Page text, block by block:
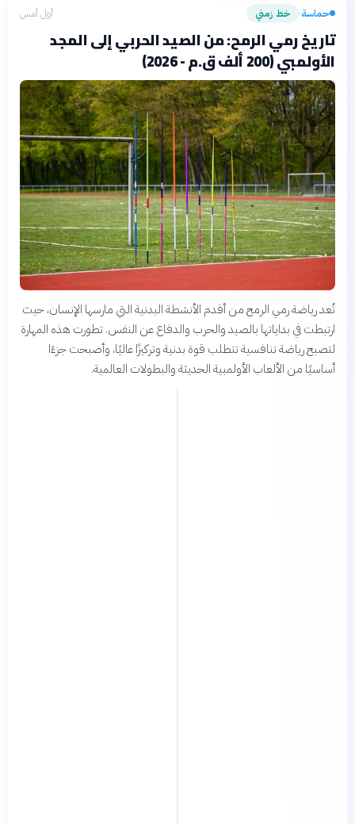
حماسة› خط زمني أول أمس
تاريخ رمي الرمح: من الصيد الحربي إلى المجد
الأولمبي (200 ألف ق.م - 2026)
تُعد رياضة رمي الرمح من أقدم الأنشطة البدنية التي مارسها الإنسان، حيث
ارتبطت في بداياتها بالصيد والحرب والدفاع عن النفس. تطورت هذه المهارة
لتصبح رياضة تنافسية تتطلب قوة بدنية وتركيزًا عاليًا، وأصبحت جزءًا
أساسيًا من الألعاب الأولمبية الحديثة والبطولات العالمية.